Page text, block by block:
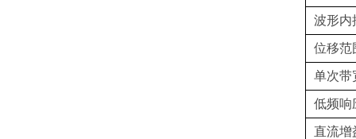
波形内
位移范
单次带
低频响
直流增